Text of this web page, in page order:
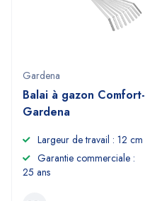
Gardena
Balai à gazon Comfort-
Gardena
Largeur de travail : 12 cm
Garantie commerciale :
25 ans